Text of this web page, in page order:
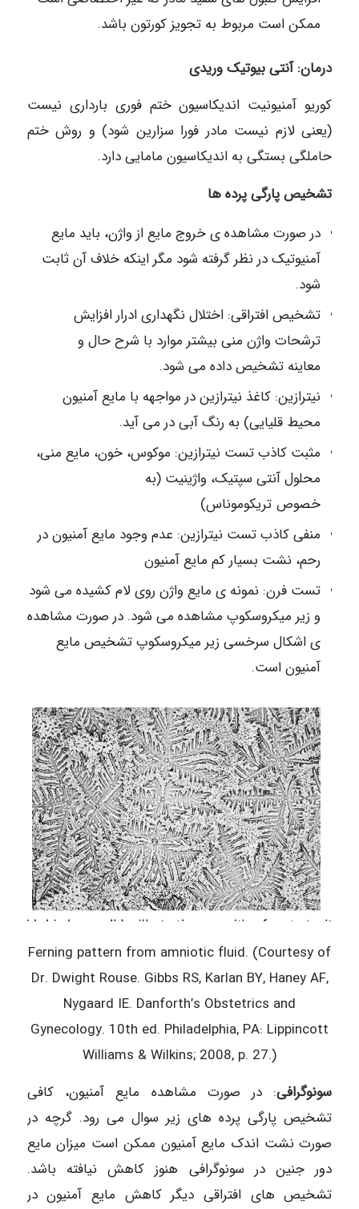
ممکن است مربوط به تجویز کورتون باشد.
درمان: آنتی بیوتیک وریدی
کوریو آمنیونیت اندیکاسیون ختم فوری بارداری نیست
(یعنی لازم نیست مادر فورا سزارین شود) و روش ختم
حاملگی بستگی به اندیکاسیون مامایی دارد.
تشخیص پارگی پرده ها
در صورت مشاهده ی خروج مایع از واژن، باید مایع
آمنیوتیک در نظر گرفته شود مگر اینکه خلاف آن ثابت
شود.
تشخیص افتراقی: اختلال نگهداری ادرار افزایش
ترشحات واژن منی بیشتر موارد با شرح حال و
معاینه تشخیص داده می شود.
نیترازین: کاغذ نیترازین در مواجهه با مایع آمنیون
محیط قلیایی) به رنگ آبی در می آید.
مثبت كاذب تست نیترازین: موکوس، خون، مایع منی،
محلول آنتی سپتیک، واژینیت (به
خصوص تریکوموناس)
منفی کاذب تست نیترازین: عدم وجود مایع آمنیون در
رحم، نشت بسیار کم مایع آمنیون
تست فرن: نمونه ی مایع واژن روی لام کشیده می شود
و زیر میکروسکوپ مشاهده می شود. در صورت مشاهده
ی اشکال سرخسی زیر میکروسکوپ تشخيص مایع
آمنیون است.
Ferning pattern from amniotic fluid. (Courtesy of
Dr. Dwight Rouse. Gibbs RS, Karlan BY, Haney AF,
Nygaard IE. Danforth’s Obstetrics and
Gynecology. 10th ed. Philadelphia, PA: Lippincott
Williams & Wilkins; 2008, p. 27.)
سونوگرافی: در صورت مشاهده مایع آمنیون، کافی
تشخیص پارگی پرده های زیر سوال می رود. گرچه در
صورت نشت اندک مایع آمنیون ممکن است میزان مایع
دور جنین در سونوگرافی هنوز کاهش نیافته باشد.
تشخیص های افتراقی دیگر کاهش مایع آمنیون در